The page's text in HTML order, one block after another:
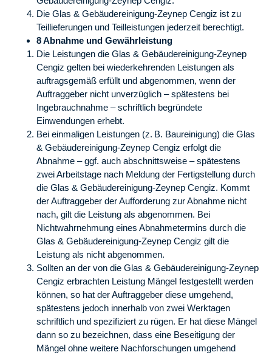
Die Glas & Gebäudereinigung-Zeynep Cengiz ist zu
Teillieferungen und Teilleistungen jederzeit berechtigt.
8 Abnahme und Gewährleistung
Die Leistungen die Glas & Gebäudereinigung-Zeynep
Cengiz gelten bei wiederkehrenden Leistungen als
auftragsgemäß erfüllt und abgenommen, wenn der
Auftraggeber nicht unverzüglich – spätestens bei
Ingebrauchnahme – schriftlich begründete
Einwendungen erhebt.
Bei einmaligen Leistungen (z. B. Baureinigung) die Glas
& Gebäudereinigung-Zeynep Cengiz erfolgt die
Abnahme – ggf. auch abschnittsweise – spätestens
zwei Arbeitstage nach Meldung der Fertigstellung durch
die Glas & Gebäudereinigung-Zeynep Cengiz. Kommt
der Auftraggeber der Aufforderung zur Abnahme nicht
nach, gilt die Leistung als abgenommen. Bei
Nichtwahrnehmung eines Abnahmetermins durch die
Glas & Gebäudereinigung-Zeynep Cengiz gilt die
Leistung als nicht abgenommen.
Sollten an der von die Glas & Gebäudereinigung-Zeynep
Cengiz erbrachten Leistung Mängel festgestellt werden
können, so hat der Auftraggeber diese umgehend,
spätestens jedoch innerhalb von zwei Werktagen
schriftlich und spezifiziert zu rügen. Er hat diese Mängel
dann so zu bezeichnen, dass eine Beseitigung der
Mängel ohne weitere Nachforschungen umgehend